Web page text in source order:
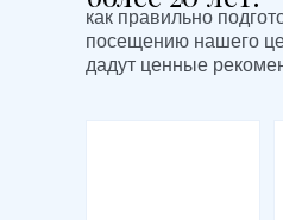
как правильно
посещению нашего
дадут ценные